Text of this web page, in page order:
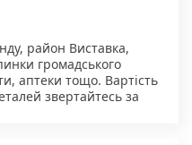
район Виставка,
громадського
аптеки тощо. Вартість
звертайтесь за